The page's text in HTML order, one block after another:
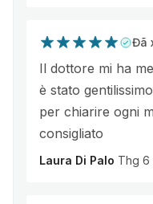
Đã
Il dottore mi ha
è stato
per chiarire ogni
consigliato
Laura Di Palo Thg 6